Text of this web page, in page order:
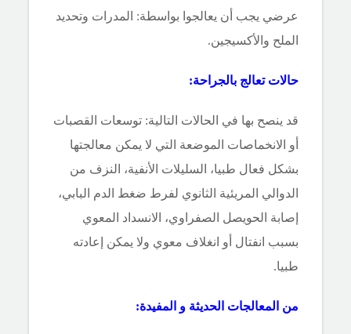
عرضي يجب أن يعالجوا بواسطة: المدرات وتحديد
الملح والأكسيجين.
حالات تعالج بالجراحة:
قد ينصح بها في الحالات التالية: توسعات القصبات
أو الانخماصات الموضعة التي لا يمكن معالجتها
بشكل فعال طبيا، السليلات الأنفية، النزف من
الدوالي المريئية الثانوي لفرط ضغط الدم البابي،
إصابة الحويصل الصفراوي، الانسداد المعوي
بسبب انفتال أو انغلاف معوي ولا يمكن إعادته
طبيا.
من المعالجات الحديثة و المفيدة: